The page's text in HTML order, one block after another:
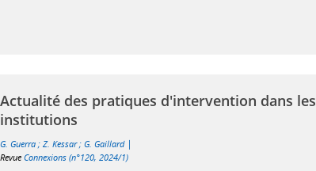
Actualité des pratiques d'intervention dans les
institutions
G. Guerra ;Z. Kessar;G. Gaillard |
RevueConnexions (n°120, 2024/1)